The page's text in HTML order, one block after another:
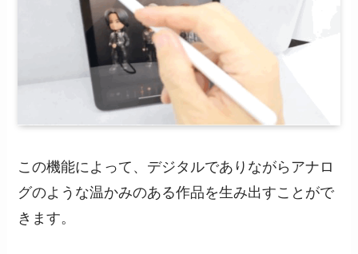
この機能によって、デジタルでありながらアナロ
グのような温かみのある作品を生み出すことがで
きます。